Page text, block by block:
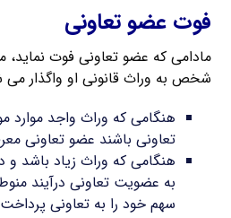
فوت عضو تعاونی
مادامی که عضو تعاونی فوت نماید،
شخص به وراث قانونی او واگذار
هنگامی که وراث واجد موارد
تعاونی باشند عضو تعاونی
هنگامی که وراث زیاد باشد و
به عضویت تعاونی درآیند
سهم خود را به تعاونی پرداخت